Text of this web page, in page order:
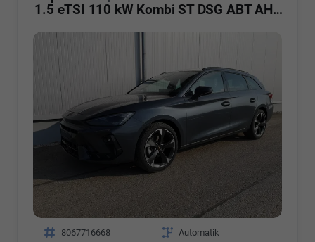
1.5 eTSI 110 kW Kombi ST DSG ABT AHK ACC LED
Fahrzeugnr. 8067716668 Getriebe Automatik